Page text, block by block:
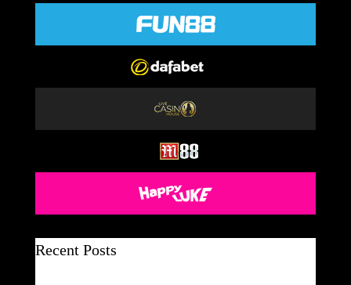
Recent Posts